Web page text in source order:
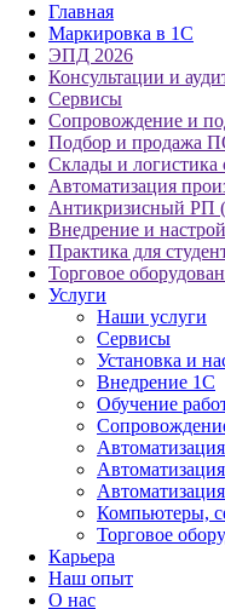
Главная
Маркировка в 1С
ЭПД 2026
Консультации и
Сервисы
Сопровождение и
Подбор и продажа
Склады и логистика
Автоматизация
Антикризисный РП
Внедрение и
Практика для
Торговое
Услуги
Наши услуги
Сервисы
Установка и
Внедрение 1С
Обучение
Компьютеры,
Торговое
Карьера
Наш опыт
О нас